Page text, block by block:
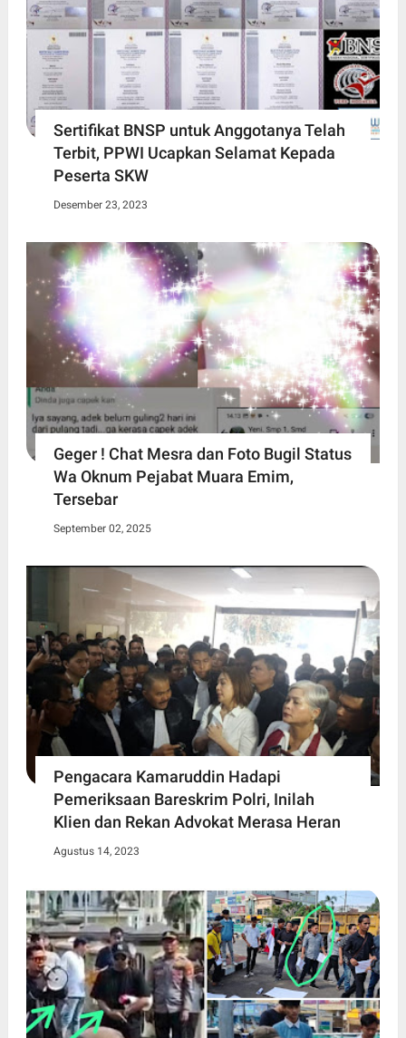
Sertifikat BNSP untuk Anggotanya Telah
Terbit, PPWI Ucapkan Selamat Kepada
Peserta SKW
Desember 23, 2023
Geger ! Chat Mesra dan Foto Bugil Status
Wa Oknum Pejabat Muara Emim,
Tersebar
September 02, 2025
Pengacara Kamaruddin Hadapi
Pemeriksaan Bareskrim Polri, Inilah
Klien dan Rekan Advokat Merasa Heran
Agustus 14, 2023